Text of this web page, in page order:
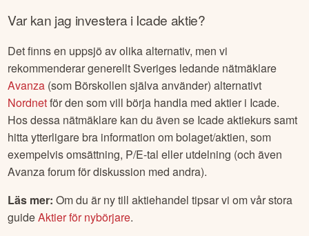
Var kan jag investera i Icade aktie?
Det finns en uppsjö av olika alternativ, men vi
rekommenderar generellt Sveriges ledande nätmäklare
Avanza (som Börskollen själva använder) alternativt
Nordnetför den som vill börja handla med aktier i Icade.
Hos dessa nätmäklare kan du även se Icadeaktiekurs samt
hitta ytterligare bra information om bolaget/aktien, som
exempelvis omsättning, P/E-tal eller utdelning (och även
Avanza forum för diskussion med andra).
Läs mer: Om du är ny till aktiehandel tipsar vi om vår stora
guideAktier för nybörjare.